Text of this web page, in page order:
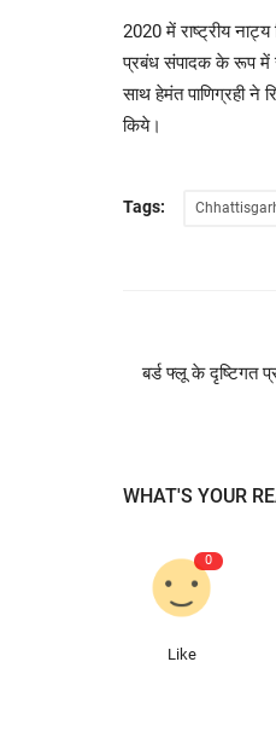
2020 में राष्ट्रीय
प्रबंध संपादक के रूप में
साथ हेमंत पाणिग्रही ने
किये।
Tags:
बर्ड फ्लू के दृष्टिगत
WHAT'S YOUR
0
Like